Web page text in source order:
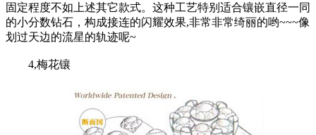
固定程度不如上述其它款式。这种工艺特别适合镶嵌直径一同
的小分数钻石，构成接连的闪耀效果,非常非常绮丽的哟~~~像
划过天边的流星的轨迹呢~
4,梅花镶